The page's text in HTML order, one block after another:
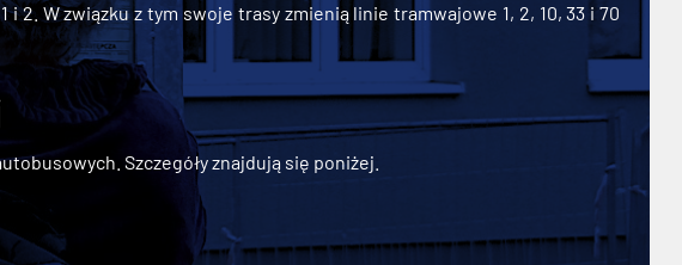
W związku z tym swoje trasy zmienią linie tramwajowe 1, 2, 10, 33 i 70
Szczegóły znajdują się poniżej.